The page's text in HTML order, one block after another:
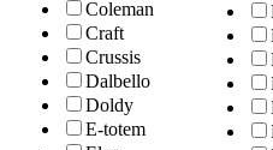
Coleman
Craft
Crussis
Dalbello
Doldy
E-totem